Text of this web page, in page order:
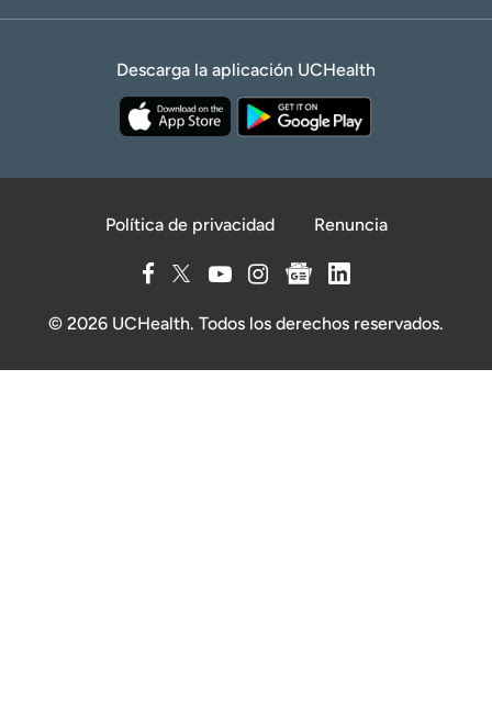
Descarga la aplicación UCHealth
Política de privacidad Renuncia
© 2026 UCHealth. Todos los derechos reservados.